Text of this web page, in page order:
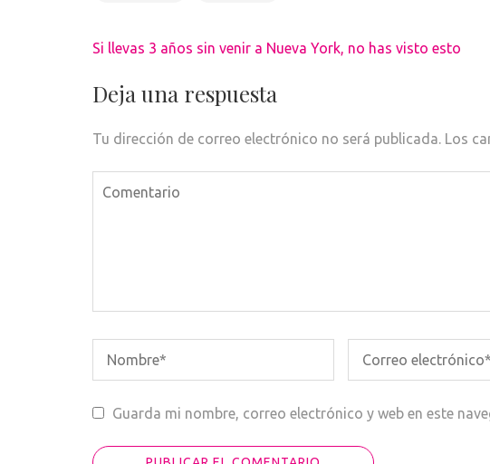
Navegación
entradas
Si llevas 3 años sin venir a Nueva York, no has visto esto
Deja una respuesta
Tu dirección de correo electrónico no será publicada. Los
Guarda mi nombre, correo electrónico y web en este